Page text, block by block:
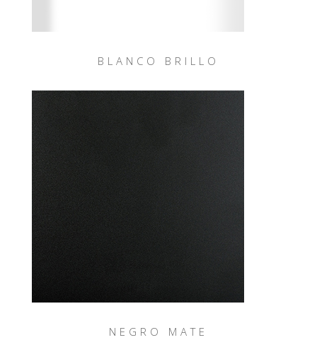
BLANCO BRILLO
NEGRO MATE